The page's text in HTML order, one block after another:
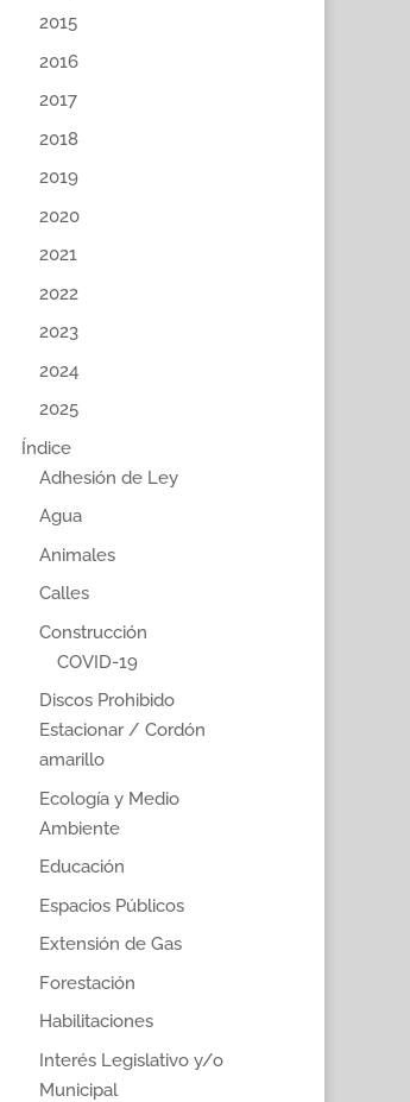
2015
2016
2017
2018
2019
2020
2021
2022
2023
2024
2025
Índice
Adhesión de Ley
Agua
Animales
Calles
Construcción
COVID-19
Discos Prohibido
Estacionar / Cordón
amarillo
Ecología y Medio
Ambiente
Educación
Espacios Públicos
Extensión de Gas
Forestación
Habilitaciones
Interés Legislativo y/o
Municipal